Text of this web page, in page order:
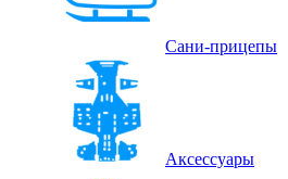
Сани-прицепы
Аксессуары